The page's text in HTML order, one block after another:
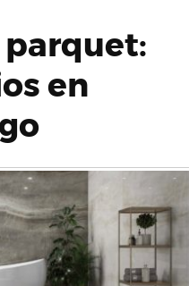
en